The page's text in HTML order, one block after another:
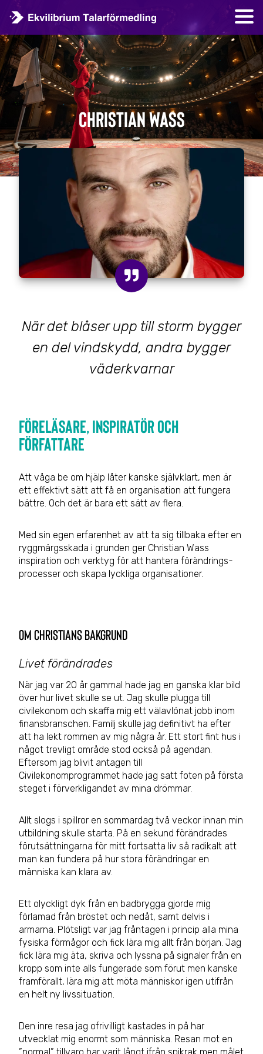
Christian Wass
När det blåser upp till storm bygger
en del vindskydd, andra bygger
väderkvarnar
Föreläsare, inspiratör och
författare
Att våga be om hjälp låter kanske självklart, men är
ett effektivt sätt att få en organisation att fungera
bättre. Och det är bara ett sätt av flera.
Med sin egen erfarenhet av att ta sig tillbaka efter en
ryggmärgsskada i grunden ger Christian Wass
inspiration och verktyg för att hantera förändrings-
processer och skapa lyckliga organisationer.
Om Christians bakgrund
Livet förändrades
När jag var 20 år gammal hade jag en ganska klar bild
över hur livet skulle se ut. Jag skulle plugga till
civilekonom och skaffa mig ett välavlönat jobb inom
finansbranschen. Familj skulle jag definitivt ha efter
att ha lekt rommen av mig några år. Ett stort fint hus i
något trevligt område stod också på agendan.
Eftersom jag blivit antagen till
Civilekonomprogrammet hade jag satt foten på första
steget i förverkligandet av mina drömmar.
Allt slogs i spillror en sommardag två veckor innan min
utbildning skulle starta. På en sekund förändrades
förutsättningarna för mitt fortsatta liv så radikalt att
man kan fundera på hur stora förändringar en
människa kan klara av.
Ett olyckligt dyk från en badbrygga gjorde mig
förlamad från bröstet och nedåt, samt delvis i
armarna. Plötsligt var jag fråntagen i princip alla mina
fysiska förmågor och fick lära mig allt från början. Jag
fick lära mig äta, skriva och lyssna på signaler från en
kropp som inte alls fungerade som förut men kanske
framförallt, lära mig att möta människor igen utifrån
en helt ny livssituation.
Den inre resa jag ofrivilligt kastades in på har
utvecklat mig enormt som människa. Resan mot en
”normal” tillvaro har varit långt ifrån spikrak men målet